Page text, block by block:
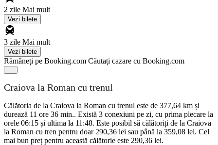
2 zile Mai mult
Vezi bilete
3 zile Mai mult
Vezi bilete
Rămâneți pe Booking.com Căutați cazare cu Booking.com
Craiova la Roman cu trenul
Călătoria de la Craiova la Roman cu trenul este de 377,64 km și
durează 11 ore 36 min.. Există 3 conexiuni pe zi, cu prima plecare la
orele 06:15 și ultima la 11:48. Este posibil să călătoriți de la Craiova
la Roman cu tren pentru doar 290,36 lei sau până la 359,08 lei. Cel
mai bun preț pentru această călătorie este 290,36 lei.